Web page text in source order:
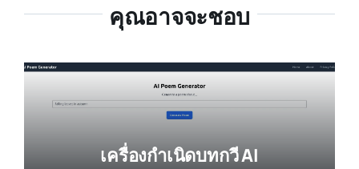
คุณอาจจะชอบ
เครื่องกำเนิดบทกวี AI